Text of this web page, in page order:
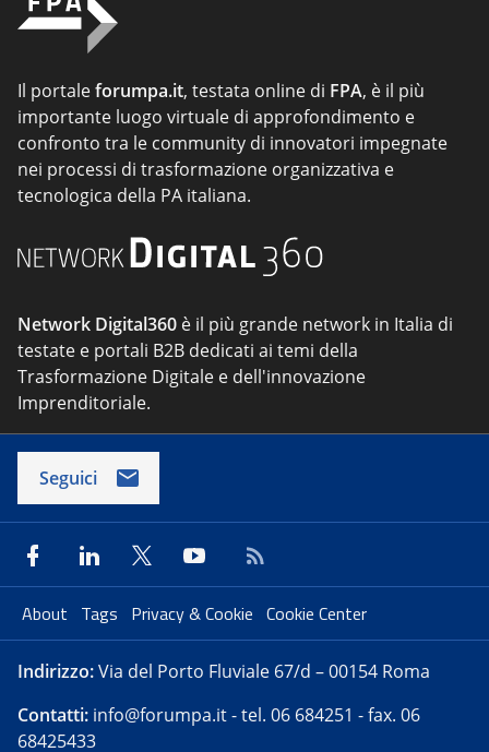
Il portaleforumpa.it, testata online di FPA, è il più
importante luogo virtuale di approfondimento e
confronto tra le community di innovatori impegnate
nei processi di trasformazione organizzativa e
tecnologica della PA italiana.
Network Digital360 è il più grande network in Italia di
testate e portali B2B dedicati ai temi della
Trasformazione Digitale e dell'innovazione
Imprenditoriale.
Seguici
About Tags Privacy & Cookie Cookie Center
Indirizzo:Via del Porto Fluviale 67/d – 00154 Roma
Contatti: info@forumpa.it- tel. 06 684251 - fax. 06
68425433